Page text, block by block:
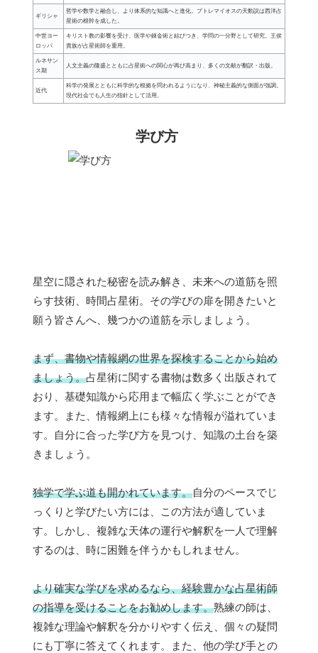
ギリシャ
哲学や数学と融合し、より体系的な知識へと進化。プトレマイオスの天動説は西洋占
星術の根幹を成した。
中世ヨー
ロッパ
キリスト教の影響を受け、医学や錬金術と結びつき、学問の一分野として研究。王侯
貴族が占星術師を重用。
ルネサン
ス期
人文主義の隆盛とともに占星術への関心が再び高まり、多くの文献が翻訳・出版。
近代
科学の発展とともに科学的な根拠を問われるようになり、神秘主義的な側面が強調。
現代社会でも人生の指針として活用。
学び方
星空に隠された秘密を読み解き、未来への道筋を照
らす技術、時間占星術。その学びの扉を開きたいと
願う皆さんへ、幾つかの道筋を示しましょう。
まず、書物や情報網の世界を探検することから始め
ましょう。占星術に関する書物は数多く出版されて
おり、基礎知識から応用まで幅広く学ぶことができ
ます。また、情報網上にも様々な情報が溢れていま
す。自分に合った学び方を見つけ、知識の土台を築
きましょう。
独学で学ぶ道も開かれています。自分のペースでじ
っくりと学びたい方には、この方法が適していま
す。しかし、複雑な天体の運行や解釈を一人で理解
するのは、時に困難を伴うかもしれません。
より確実な学びを求めるなら、経験豊かな占星術師
の指導を受けることをお勧めします。熟練の師は、
複雑な理論や解釈を分かりやすく伝え、個々の疑問
にも丁寧に答えてくれます。また、他の学び手との